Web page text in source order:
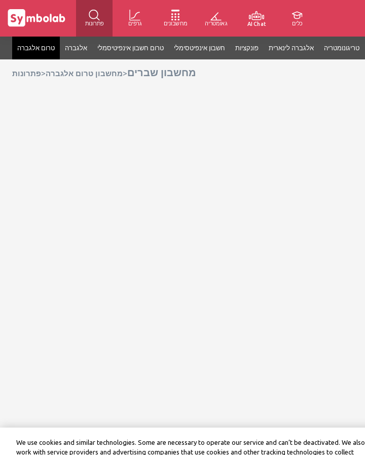
פתרונות גרפים מחשבונים גאומטריה AI Chat כלים
טרום אלגברה אלגברה טרום חשבון אינפיטיסמלי חשבון אינפיטסימלי פונקציות אלגברה לינארית טריגונומטריה
פתרונות>מחשבון טרום אלגברה>מחשבון שברים
We use cookies and similar technologies. Some are necessary to operate our service and can’t be deactivated. We also
work with service providers and advertising companies that use cookies and other tracking technologies to collect